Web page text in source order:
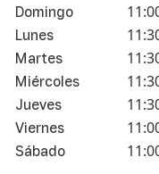
Domingo
Lunes
Martes
Miércoles
Jueves
Viernes
Sábado